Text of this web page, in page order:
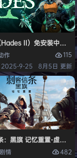
II）免安装中文版
作
115
2025-9-25
8月5日 更新
安装中文版
：黑旗 记忆重置-虚拟
剧情
482